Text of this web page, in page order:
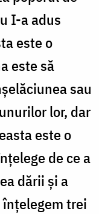
I-a adus
este o
este să
sau
lor, dar
este o
de ce a
dării și a
trei